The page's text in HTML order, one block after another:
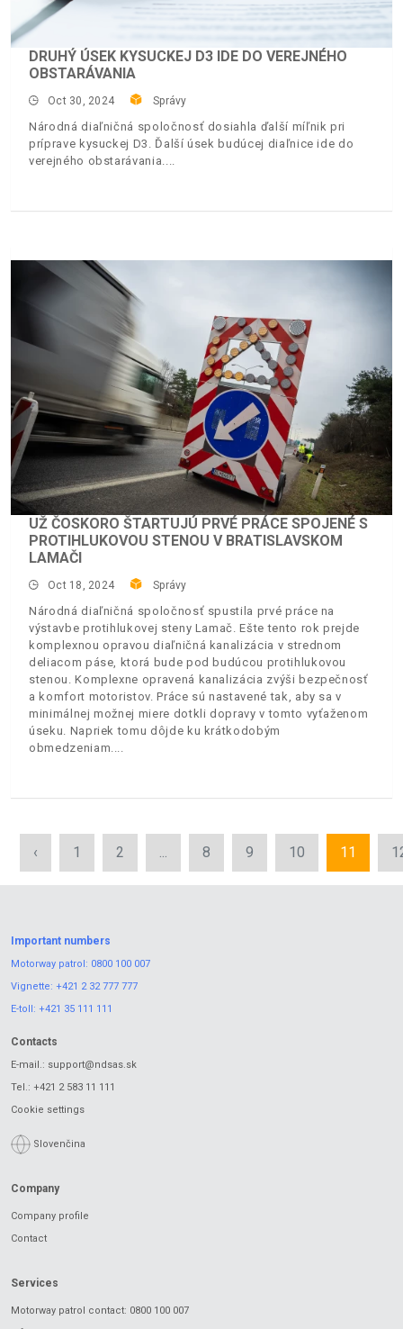
DRUHÝ ÚSEK KYSUCKEJ D3 IDE DO VEREJNÉHO
OBSTARÁVANIA
Oct 30, 2024 Správy
Národná diaľničná spoločnosť dosiahla ďalší míľnik pri
príprave kysuckej D3. Ďalší úsek budúcej diaľnice ide do
verejného obstarávania.
UŽ ČOSKORO ŠTARTUJÚ PRVÉ PRÁCE SPOJENÉ S
PROTIHLUKOVOU STENOU V BRATISLAVSKOM
LAMAČI
Oct 18, 2024 Správy
Národná diaľničná spoločnosť spustila prvé práce na
výstavbe protihlukovej steny Lamač. Ešte tento rok prejde
komplexnou opravou diaľničná kanalizácia v strednom
deliacom páse, ktorá bude pod budúcou protihlukovou
stenou. Komplexne opravená kanalizácia zvýši bezpečnosť
a komfort motoristov. Práce sú nastavené tak, aby sa v
minimálnej možnej miere dotkli dopravy v tomto vyťaženom
úseku. Napriek tomu dôjde ku krátkodobým
obmedzeniam.
‹ 1 2 ... 8 9 10 11
Important numbers
Motorway patrol: 0800 100 007
Vignette: +421 2 32 777 777
E-toll: +421 35 111 111
Contacts
E-mail.: support@ndsas.sk
Tel.: +421 2 583 11 111
Cookie settings
Slovenčina
Company
Company profile
Contact
Services
Motorway patrol contact: 0800 100 007